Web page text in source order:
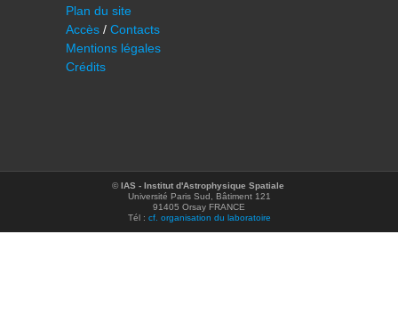
Plan du site
Accès / Contacts
Mentions légales
Crédits
©IAS - Institut d'Astrophysique Spatiale
Université Paris Sud, Bâtiment 121
91405 Orsay FRANCE
Tél : cf. organisation du laboratoire